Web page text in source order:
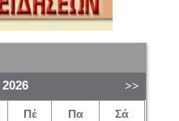
2026
Πέ Πα Σά